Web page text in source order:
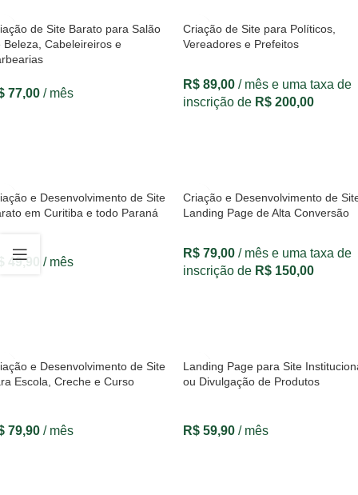
de Site Barato para Salão
Beleza, Cabeleireiros e
77,00 / mês
Criação de Site para Políticos,
Vereadores e Prefeitos
R$ 89,00 / mês e uma taxa de
inscrição de R$ 200,00
e Desenvolvimento de Site
em Curitiba e todo Paraná
49,90 / mês
Criação e Desenvolvimento de
Landing Page de Alta Conversão
R$ 79,00 / mês e uma taxa de
inscrição de R$ 150,00
e Desenvolvimento de Site
Escola, Creche e Curso
79,90 / mês
Landing Page para Site
ou Divulgação de Produtos
R$ 59,90 / mês